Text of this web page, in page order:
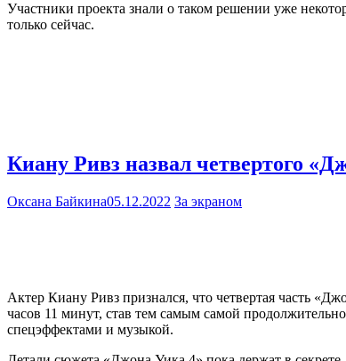
Участники проекта знали о таком решении уже
только сейчас.
Киану Ривз назвал четвертого
Оксана Байкина05.12.2022 За экраном
Актер Киану Ривз признался, что четвертая часть
часов 11 минут, став тем самым самой
спецэффектами и музыкой.